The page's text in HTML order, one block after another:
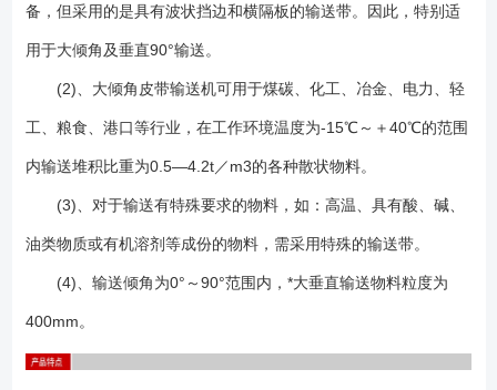
而如果采用垂直输送的挡边机，那么，水平机长可以控制在6m以内。
(2)结构简单。如前所述，各主要部件均可与通用带式输送机通用，给使
用、维修带来方便。 (3)运行可靠。没有埋刮板输送机经常出现的卡
度几乎与通常带式输送机相等。 (4)运行平稳、噪声小。 (5)由于不
存在装料时的挖掘阻力和运行时物料的内摩擦、外摩擦阻力，因此能耗
25t／h的输送碎煤的垂直挡边机，其每台的装机功率仅4kW，而被它们所
取代的四台原有埋刮板输送机的总装机功率为44kW。 (6)垂直挡边机
还可以在机头和机尾设置任意长度的水平输送段，便于和其他设备衔接。
图）。 1.波状挡边输送带：在输送机中起曳引和承载作用。波状挡
边、横隔板和基带形成了输送物料的"闸"形容器,从而实现大倾角输
备，但采用的是具有波状挡边和横隔板的输送带。因此，特别适
用于大倾角及垂直90°输送。
(2)、大倾角皮带输送机可用于煤碳、化工、冶金、电力、轻
工、粮食、港口等行业，在工作环境温度为-15℃～＋40℃的范围
内输送堆积比重为0.5—4.2t／m3的各种散状物料。
(3)、对于输送有特殊要求的物料，如：高温、具有酸、碱、
油类物质或有机溶剂等成份的物料，需采用特殊的输送带。
(4)、输送倾角为0°～90°范围内，*大垂直输送物料粒度为
400mm。